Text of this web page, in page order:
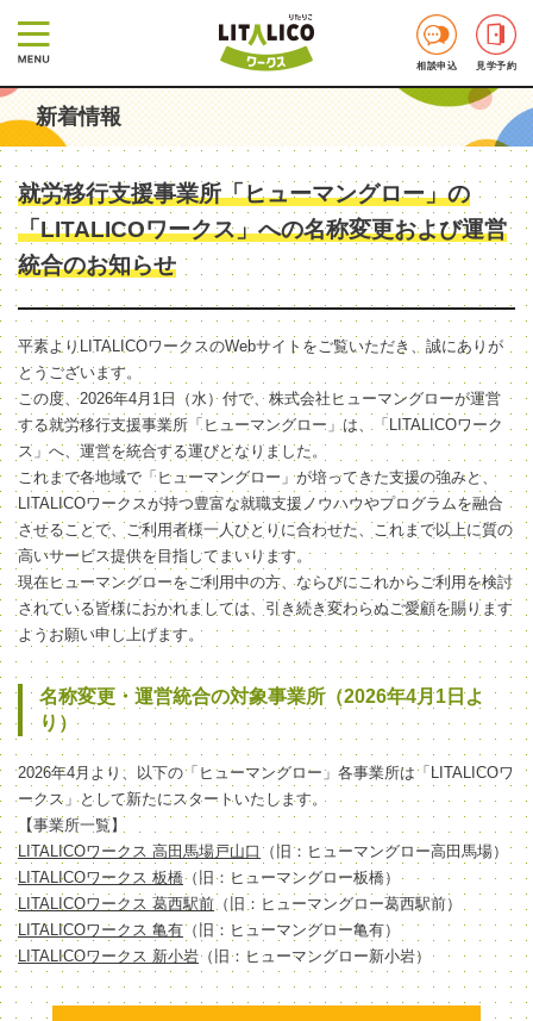
相談申込 見学予約
新着情報
就労移行支援事業所「ヒューマングロー」の
「LITALICOワークス」への名称変更および運営
統合のお知らせ
平素よりLITALICOワークスのWebサイトをご覧いただき、誠にありが
とうございます。
この度、2026年4月1日（水）付で、株式会社ヒューマングローが運営
する就労移行支援事業所「ヒューマングロー」は、「LITALICOワーク
ス」へ、運営を統合する運びとなりました。
これまで各地域で「ヒューマングロー」が培ってきた支援の強みと、
LITALICOワークスが持つ豊富な就職支援ノウハウやプログラムを融合
させることで、ご利用者様一人ひとりに合わせた、これまで以上に質の
高いサービス提供を目指してまいります。
現在ヒューマングローをご利用中の方、ならびにこれからご利用を検討
されている皆様におかれましては、引き続き変わらぬご愛顧を賜ります
ようお願い申し上げます。
名称変更・運営統合の対象事業所（2026年4月1日よ
り）
2026年4月より、以下の「ヒューマングロー」各事業所は「LITALICOワ
ークス」として新たにスタートいたします。
【事業所一覧】
LITALICOワークス 高田馬場戸山口 （旧：ヒューマングロー高田馬場）
LITALICOワークス 板橋（旧：ヒューマングロー板橋）
LITALICOワークス 葛西駅前 （旧：ヒューマングロー葛西駅前）
LITALICOワークス 亀有（旧：ヒューマングロー亀有）
LITALICOワークス 新小岩（旧：ヒューマングロー新小岩）